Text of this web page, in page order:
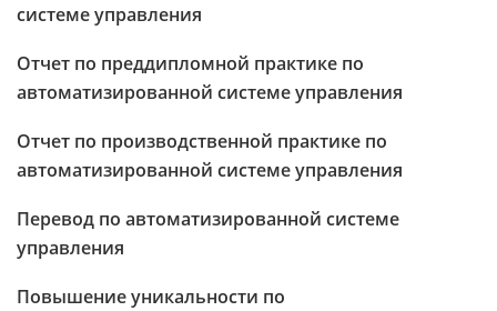
системе управления
Отчет по преддипломной практике по
автоматизированной системе управления
Отчет по производственной практике по
автоматизированной системе управления
Перевод по автоматизированной системе
управления
Повышение уникальности по